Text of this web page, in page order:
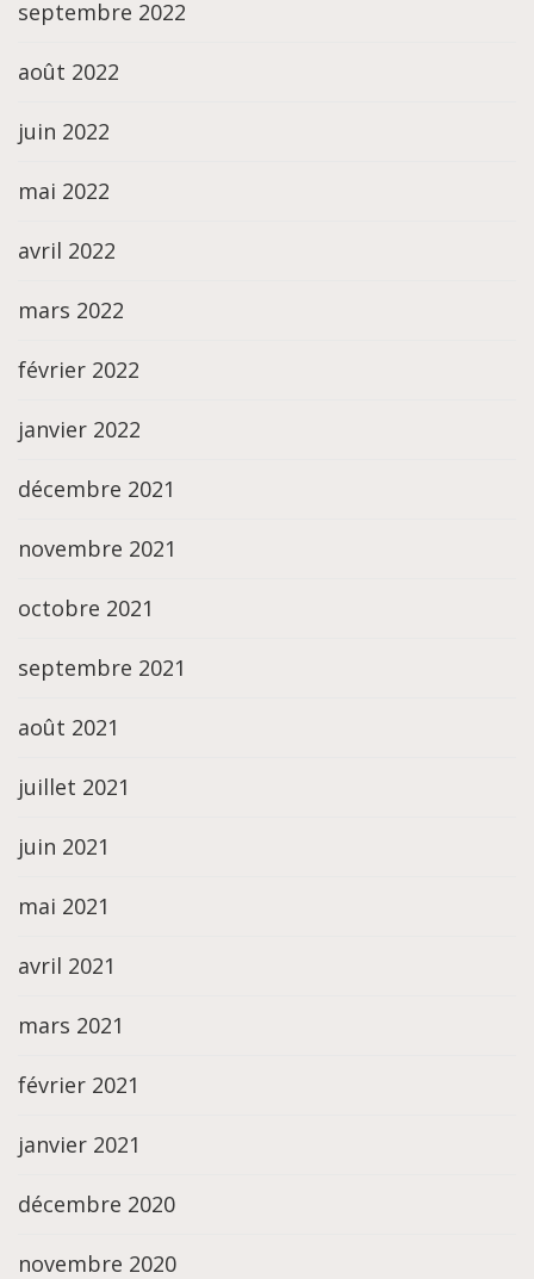
septembre 2022
août 2022
juin 2022
mai 2022
avril 2022
mars 2022
février 2022
janvier 2022
décembre 2021
novembre 2021
octobre 2021
septembre 2021
août 2021
juillet 2021
juin 2021
mai 2021
avril 2021
mars 2021
février 2021
janvier 2021
décembre 2020
novembre 2020